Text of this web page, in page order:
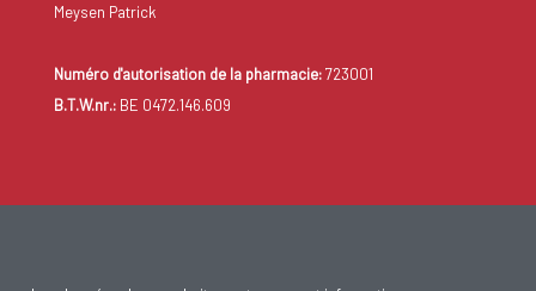
Meysen Patrick
Numéro d'autorisation de la pharmacie:723001
B.T.W.nr.:BE 0472.146.609